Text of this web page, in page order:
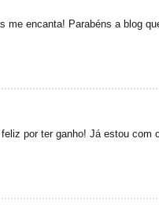
me encanta! Parabéns a blog
por ter ganho! Já estou com